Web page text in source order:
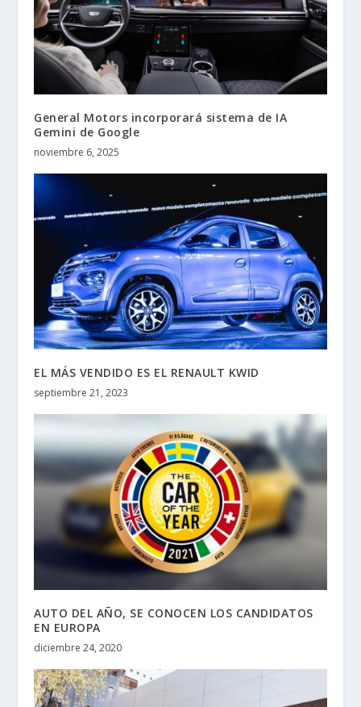
General Motors incorporará sistema de IA
Gemini de Google
noviembre 6, 2025
EL MÁS VENDIDO ES EL RENAULT KWID
septiembre 21, 2023
AUTO DEL AÑO, SE CONOCEN LOS CANDIDATOS
EN EUROPA
diciembre 24, 2020